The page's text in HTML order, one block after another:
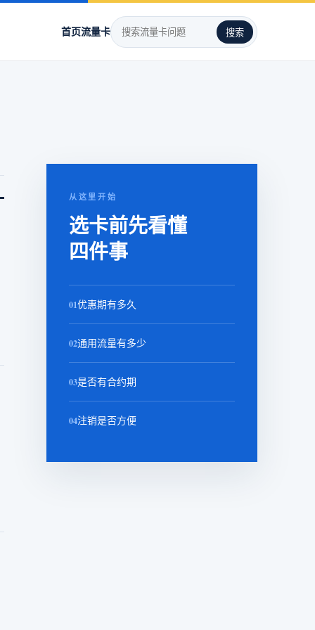
首页流量卡 搜索
从这里开始
选卡前先看懂
四件事
01优惠期有多久
02通用流量有多少
03是否有合约期
04注销是否方便